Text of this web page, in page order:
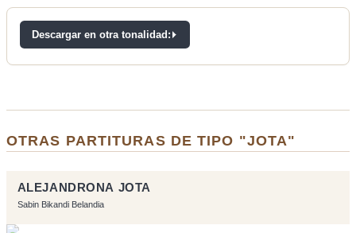
Descargar en otra tonalidad:
OTRAS PARTITURAS DE TIPO "JOTA"
ALEJANDRONA JOTA
Sabin Bikandi Belandia